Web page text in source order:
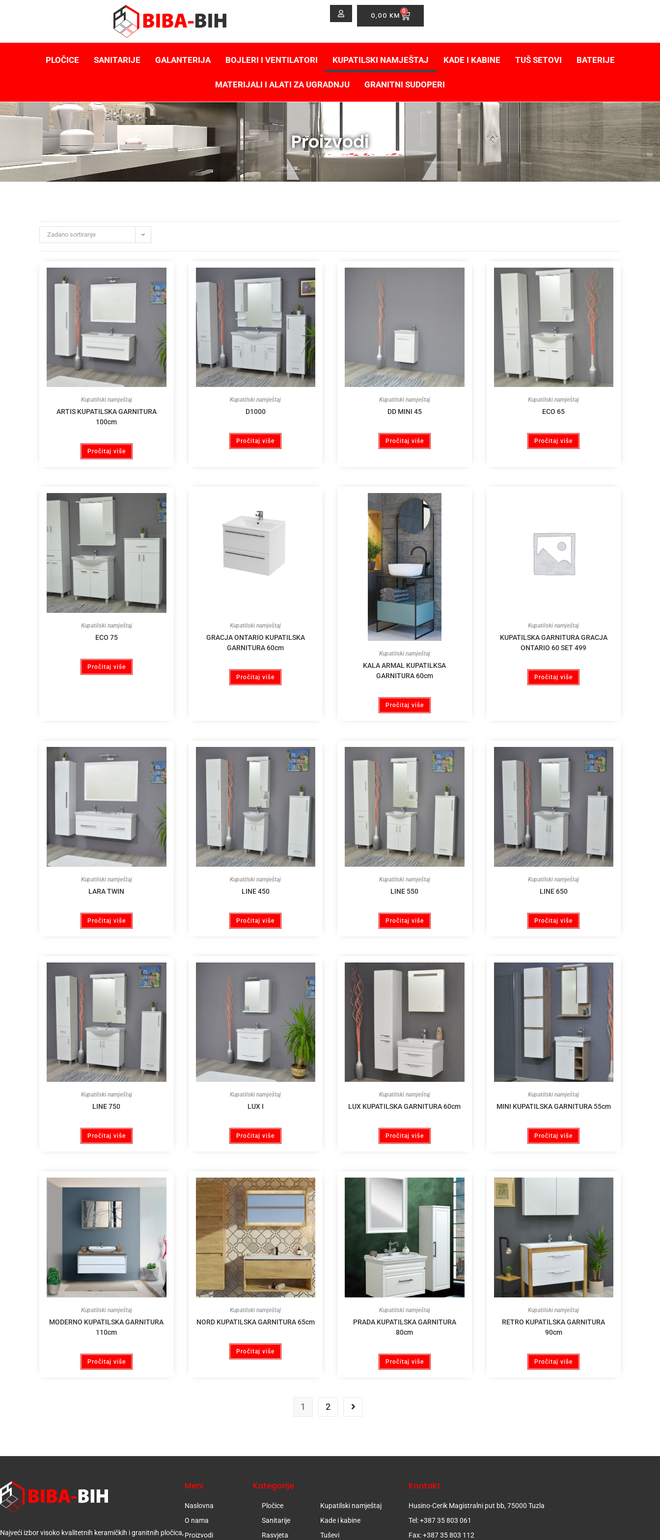
0,00 KM 0
PLOČICE SANITARIJE GALANTERIJA BOJLERI I VENTILATORI KUPATILSKI NAMJEŠTAJ KADE I KABINE TUŠ SETOVI BATERIJE
MATERIJALI I ALATI ZA UGRADNJU GRANITNI SUDOPERI
Proizvodi
Zadano sortiranje
Kupatilski namještaj
ARTIS KUPATILSKA GARNITURA
100cm
Pročitaj više
Kupatilski namještaj
D1000
Pročitaj više
Kupatilski namještaj
DD MINI 45
Pročitaj više
Kupatilski namještaj
ECO 65
Pročitaj više
Kupatilski namještaj
ECO 75
Pročitaj više
Kupatilski namještaj
GRACJA ONTARIO KUPATILSKA
GARNITURA 60cm
Pročitaj više
Kupatilski namještaj
KALA ARMAL KUPATILKSA
GARNITURA 60cm
Pročitaj više
Kupatilski namještaj
KUPATILSKA GARNITURA GRACJA
ONTARIO 60 SET 499
Pročitaj više
Kupatilski namještaj
LARA TWIN
Pročitaj više
Kupatilski namještaj
LINE 450
Pročitaj više
Kupatilski namještaj
LINE 550
Pročitaj više
Kupatilski namještaj
LINE 650
Pročitaj više
Kupatilski namještaj
LINE 750
Pročitaj više
Kupatilski namještaj
LUX I
Pročitaj više
Kupatilski namještaj
LUX KUPATILSKA GARNITURA 60cm
Pročitaj više
Kupatilski namještaj
MINI KUPATILSKA GARNITURA 55cm
Pročitaj više
Kupatilski namještaj
MODERNO KUPATILSKA GARNITURA
110cm
Pročitaj više
Kupatilski namještaj
NORD KUPATILSKA GARNITURA 65cm
Pročitaj više
Kupatilski namještaj
PRADA KUPATILSKA GARNITURA
80cm
Pročitaj više
Kupatilski namještaj
RETRO KUPATILSKA GARNITURA
90cm
Pročitaj više
1 2
Najveći izbor visoko kvalitetnih keramičkih i granitnih pločica,
Meni
Naslovna
O nama
Proizvodi
Kategorije
Pločice
Sanitarije
Rasvjeta
Kupatilski namještaj
Kade i kabine
Tuševi
Kontakt
Husino-Cerik Magistralni put bb, 75000 Tuzla
Tel: +387 35 803 061
Fax: +387 35 803 112